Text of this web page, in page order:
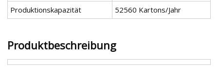
Produktionskapazität
52560 Kartons/Jahr
Produktbeschreibung